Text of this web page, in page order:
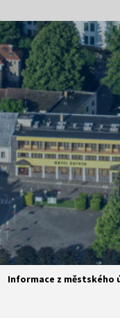
Informace z městského